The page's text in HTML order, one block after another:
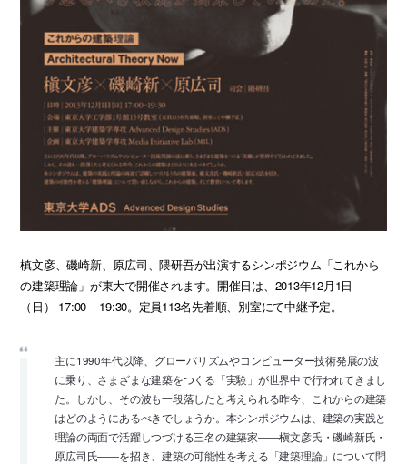
槙文彦、磯崎新、原広司、隈研吾が出演するシンポジウム「これから
の建築理論」が東大で開催されます。開催日は、2013年12月1日
（日） 17:00 – 19:30。定員113名先着順、別室にて中継予定。
主に1990年代以降、グローバリズムやコンピューター技術発展の波
に乗り、さまざまな建築をつくる「実験」が世界中で行われてきまし
た。しかし、その波も一段落したと考えられる昨今、これからの建築
はどのようにあるべきでしょうか。本シンポジウムは、建築の実践と
理論の両面で活躍しつづける三名の建築家――槇文彦氏・磯崎新氏・
原広司氏――を招き、建築の可能性を考える「建築理論」について問